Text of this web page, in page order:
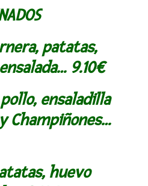
patatas,
9.10€
ensaladilla
Champiñones…
huevo